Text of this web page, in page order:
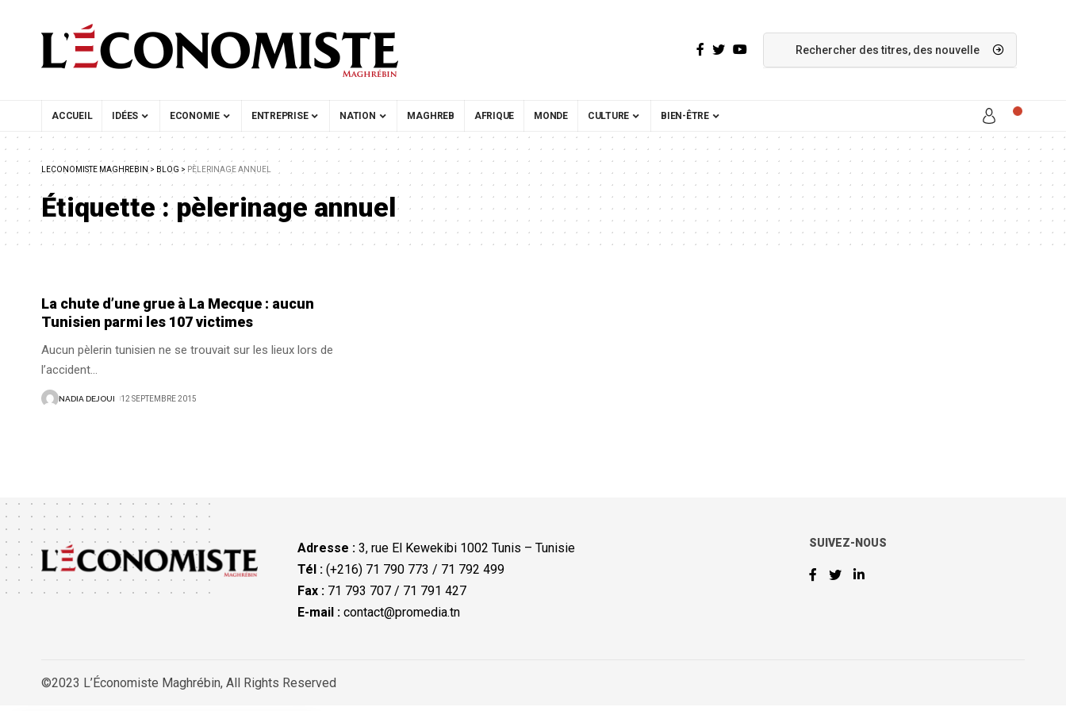
ACCUEIL IDÉES ECONOMIE ENTREPRISE NATION MAGHREB AFRIQUE MONDE CULTURE BIEN-ÊTRE
LECONOMISTE MAGHREBIN > BLOG > PÈLERINAGE ANNUEL
Étiquette :pèlerinage annuel
La chute d’une grue à La Mecque : aucun
Tunisien parmi les 107 victimes
Aucun pèlerin tunisien ne se trouvait sur les lieux lors de
l’accident…
NADIA DEJOUI 12 SEPTEMBRE 2015
Adresse : 3, rue El Kewekibi 1002 Tunis – Tunisie
Tél :(+216) 71 790 773 / 71 792 499
Fax :71 793 707 / 71 791 427
E-mail : contact@promedia.tn
SUIVEZ-NOUS
©2023 L’Économiste Maghrébin, All Rights Reserved